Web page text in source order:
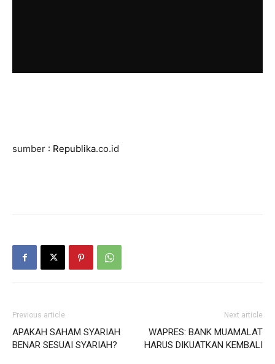
sumber : Republika.co.id
Previous article
APAKAH SAHAM SYARIAH
BENAR SESUAI SYARIAH?
Next article
WAPRES: BANK MUAMALAT
HARUS DIKUATKAN KEMBALI